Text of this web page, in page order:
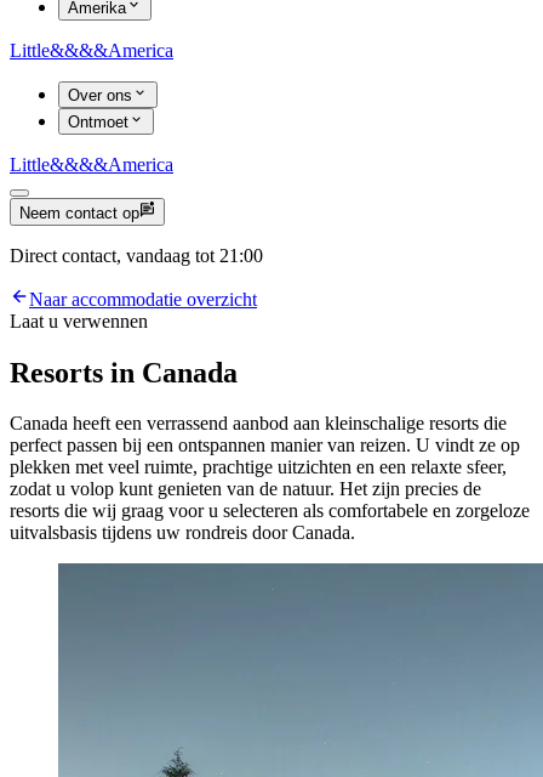
Amerika
Little&&&&America
Over ons
Ontmoet
Little&&&&America
Neem contact op
Direct contact, vandaag tot 21:00
Naar accommodatie overzicht
Laat u verwennen
Resorts in Canada
Canada heeft een verrassend aanbod aan kleinschalige resorts die
perfect passen bij een ontspannen manier van reizen. U vindt ze op
plekken met veel ruimte, prachtige uitzichten en een relaxte sfeer,
zodat u volop kunt genieten van de natuur. Het zijn precies de
resorts die wij graag voor u selecteren als comfortabele en zorgeloze
uitvalsbasis tijdens uw rondreis door Canada.